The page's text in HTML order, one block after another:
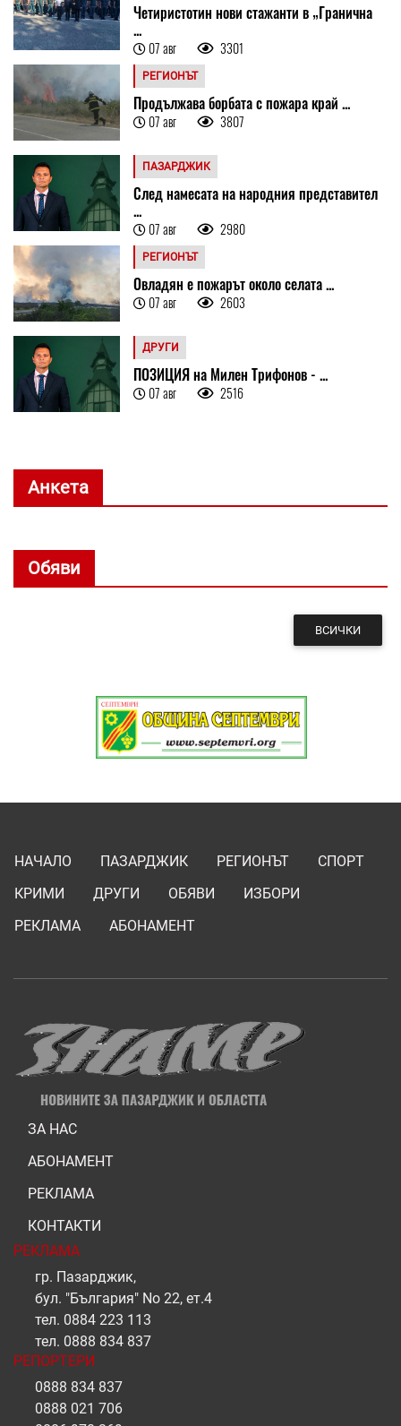
Четиристотин нови стажанти в „Гранична
...
07 авг 3301
РЕГИОНЪТ
Продължава борбата с пожара край ...
07 авг 3807
ПАЗАРДЖИК
След намесата на народния представител
...
07 авг 2980
РЕГИОНЪТ
Овладян е пожарът около селата ...
07 авг 2603
ДРУГИ
ПОЗИЦИЯ на Милен Трифонов - ...
07 авг 2516
Анкета
Обяви
ВСИЧКИ
НАЧАЛО ПАЗАРДЖИК РЕГИОНЪТ
СПОРТ
КРИМИ
ДРУГИ ОБЯВИ
ИЗБОРИ
РЕКЛАМА
АБОНАМЕНТ
ЗА НАС
АБОНАМЕНТ
РЕКЛАМА
КОНТАКТИ
РЕКЛАМА
гр. Пазарджик,
бул. "България" No 22, ет.4
тел. 0884 223 113
тел. 0888 834 837
РЕПОРТЕРИ
0888 834 837
0888 021 706